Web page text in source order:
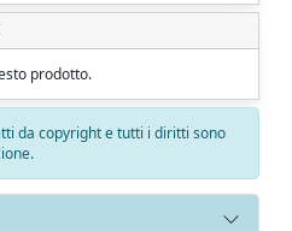
prodotto.
da copyright e tutti i diritti sono